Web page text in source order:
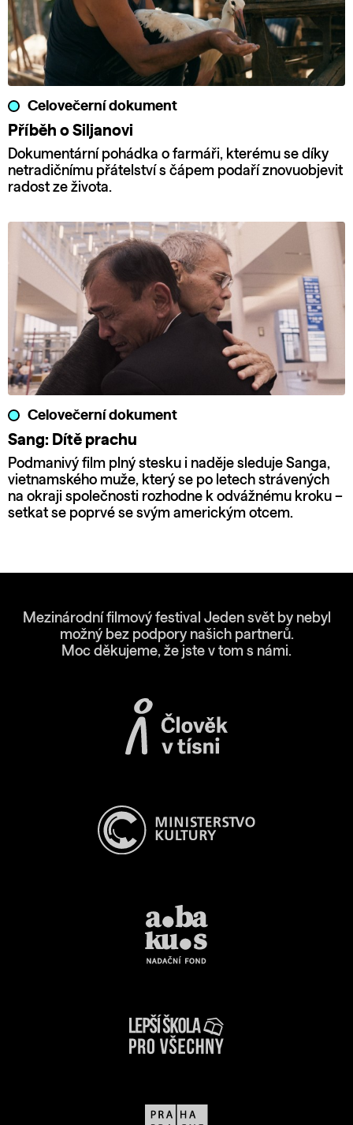
Celovečerní dokument
Příběh o Siljanovi
Dokumentární pohádka o farmáři, kterému se díky
netradičnímu přátelství s čápem podaří znovuobjevit
radost ze života.
Celovečerní dokument
Sang: Dítě prachu
Podmanivý film plný stesku i naděje sleduje Sanga,
vietnamského muže, který se po letech strávených
na okraji společnosti rozhodne k odvážnému kroku –
setkat se poprvé se svým americkým otcem.
Mezinárodní filmový festival Jeden svět by nebyl
možný bez podpory našich partnerů.
Moc děkujeme, že jste v tom s námi.